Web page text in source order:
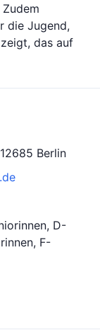
die Jugend,
das auf
Berlin
D-
F-